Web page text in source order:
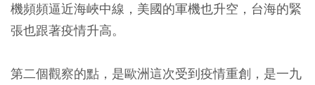
機頻頻逼近海峽中線，美國的軍機也升空，台海的緊
張也跟著疫情升高。
第二個觀察的點，是歐洲這次受到疫情重創，是一九